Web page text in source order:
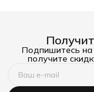
Подпишитесь
получите